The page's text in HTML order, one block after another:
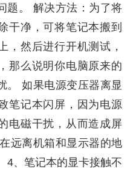
题。 解决方法：为了将
干净，可将笔记本搬到
，然后进行开机测试，
那么说明你电脑原来的
。 如果电源变压器离显
笔记本闪屏，因为电源
电磁干扰，从而造成屏
远离机箱和显示器的地
4、笔记本的显卡接触不